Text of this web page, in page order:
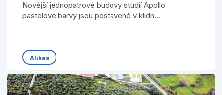
Novější jednopatrové budovy studií Apollo
pastelové barvy jsou postavené v klidn...
Alikes